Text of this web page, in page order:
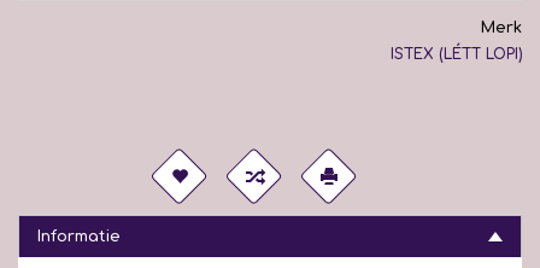
Merk
ISTEX (LÉTT LOPI)
Informatie